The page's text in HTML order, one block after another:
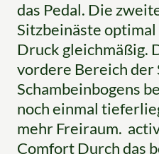
das Pedal. Die
Sitzbeinäste
Druck gleichmäßig.
vordere Bereich der
Schambeinbogens
noch einmal
mehr Freiraum.
Comfort Durch das